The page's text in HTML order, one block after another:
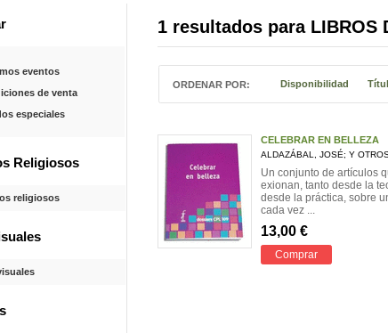
eventos
de venta
especiales
Religiosos
religiosos
1 resultados para LIBROS
ORDENAR POR: Disponibilidad
CELEBRAR EN BELLEZA
ALDAZÁBAL, JOSÉ; Y
Un conjunto de artículos
exionan, tanto desde la
desde la práctica, sobre
cada vez ...
13,00 €
Comprar